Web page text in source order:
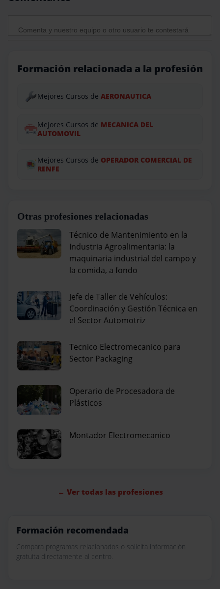
Formación relacionada a la profesión
Mejores Cursos de AERONAUTICA
Mejores Cursos de MECANICA DEL
AUTOMOVIL
Mejores Cursos de OPERADOR COMERCIAL DE
RENFE
Otras profesiones relacionadas
Técnico de Mantenimiento en la
Industria Agroalimentaria: la
maquinaria industrial del campo y
la comida, a fondo
Jefe de Taller de Vehículos:
Coordinación y Gestión Técnica en
el Sector Automotriz
Tecnico Electromecanico para
Sector Packaging
Operario de Procesadora de
Plásticos
Montador Electromecanico
← Ver todas las profesiones
Formación recomendada
Compara programas relacionados o solicita información
gratuita directamente al centro.